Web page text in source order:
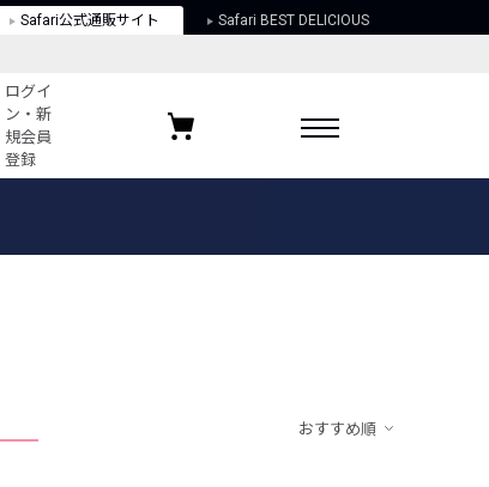
Safari公式通販サイト Safari BEST DELICIOUS
ログイ
ン・新
規会員
登録
お気に入りブランド
おすすめ順